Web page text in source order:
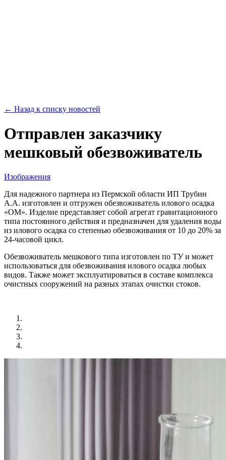
← Назад к списку новостей
Отправлен заказчику
мешковый обезвоживатель
Изображения
Для надежного партнера из Пермской области ИП Трубин
А.А. изготовлен и отгружен обезвоживатель илового осадка
«ОМ». Изделие представляет собой агрегат гравитационного
типа постоянного действия и предназначен для удаления воды
из илового осадка со степенью обезвоживания от 10 до 20% за
24-часовой цикл.
Обезвоживатель мешкового типа изготовлен по ТУ и может
использоваться для обезвоживания илового осадка любых
видов. Также может эксплуатироваться в составе комплекса
очистных сооружений на разных этапах очистки стоков.